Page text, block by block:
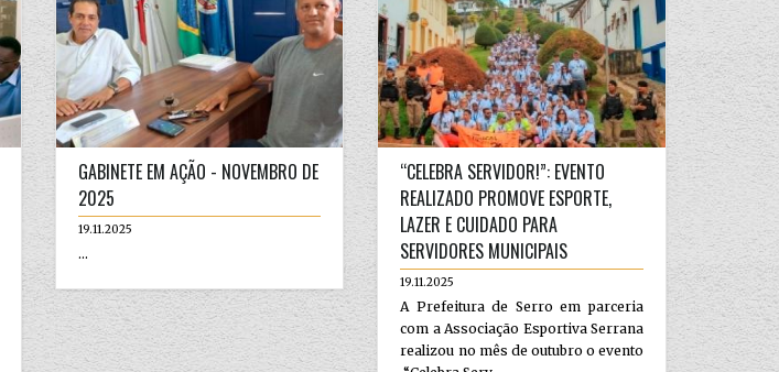
GABINETE EM AÇÃO - NOVEMBRO DE
2025
19.11.2025
...
“CELEBRA SERVIDOR!”: EVENTO
REALIZADO PROMOVE ESPORTE,
LAZER E CUIDADO PARA
SERVIDORES MUNICIPAIS
19.11.2025
A Prefeitura de Serro em parceria
com a Associação Esportiva Serrana
realizou no mês de outubro o evento